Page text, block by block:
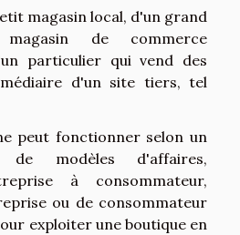
magasin local, d'un grand
de commerce
particulier qui vend des
d'un site tiers, tel
peut fonctionner selon un
de modèles d'affaires,
à consommateur,
ou de consommateur
exploiter une boutique en